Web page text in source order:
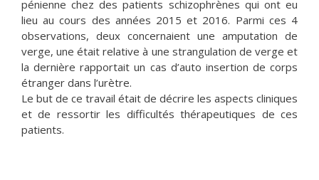
pénienne chez des patients schizophrènes qui ont eu
lieu au cours des années 2015 et 2016. Parmi ces 4
observations, deux concernaient une amputation de
verge, une était relative à une strangulation de verge et
la dernière rapportait un cas d’auto insertion de corps
étranger dans l’urètre.
Le but de ce travail était de décrire les aspects cliniques
et de ressortir les difficultés thérapeutiques de ces
patients.